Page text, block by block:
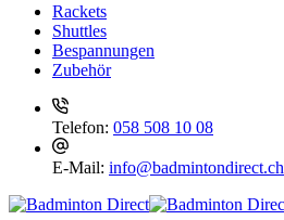
Rackets
Shuttles
Bespannungen
Zubehör
Telefon: 058 508 10 08
E-Mail: info@badmintondirect.ch